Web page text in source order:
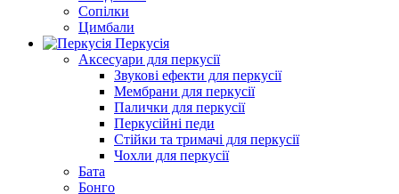
Сопілки
Цимбали
Перкусія
Аксесуари для перкусії
Звукові ефекти для перкусії
Мембрани для перкусії
Палички для перкусії
Перкусійні педи
Стійки та тримачі для перкусії
Чохли для перкусії
Бата
Бонго